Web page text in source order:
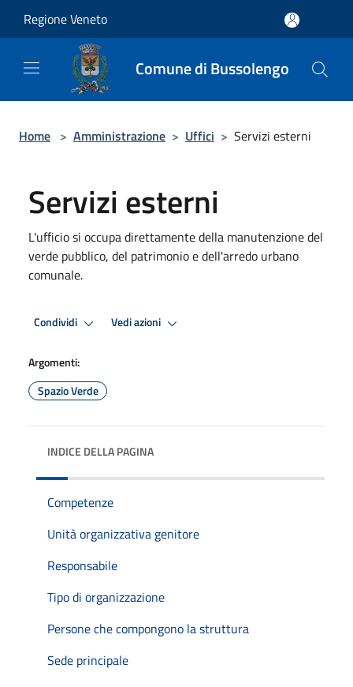
Regione Veneto
Comune di Bussolengo
Home > Amministrazione > Uffici > Servizi esterni
Servizi esterni
L'ufficio si occupa direttamente della manutenzione del
verde pubblico, del patrimonio e dell'arredo urbano
comunale.
Condividi Vedi azioni
Argomenti:
Spazio Verde
INDICE DELLA PAGINA
Competenze
Unità organizzativa genitore
Responsabile
Tipo di organizzazione
Persone che compongono la struttura
Sede principale